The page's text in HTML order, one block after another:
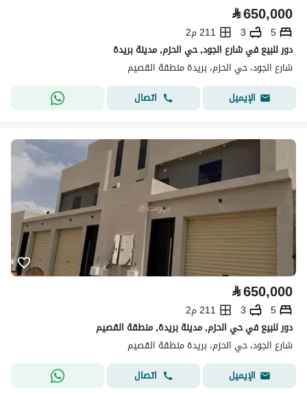
⃁650,000
5
3
211 م2
دور للبيع في شارع الجود, حي الحزم, مدينة بريدة
شارع الجود، حي الحزم، بريدة منطقة القصيم
الإيميل
اتصال
⃁650,000
5
3
211 م2
دور للبيع في حي الحزم, مدينة بريدة, منطقة القصيم
شارع الجود، حي الحزم، بريدة منطقة القصيم
الإيميل
اتصال